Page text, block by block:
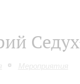
Седух
Мероприятия